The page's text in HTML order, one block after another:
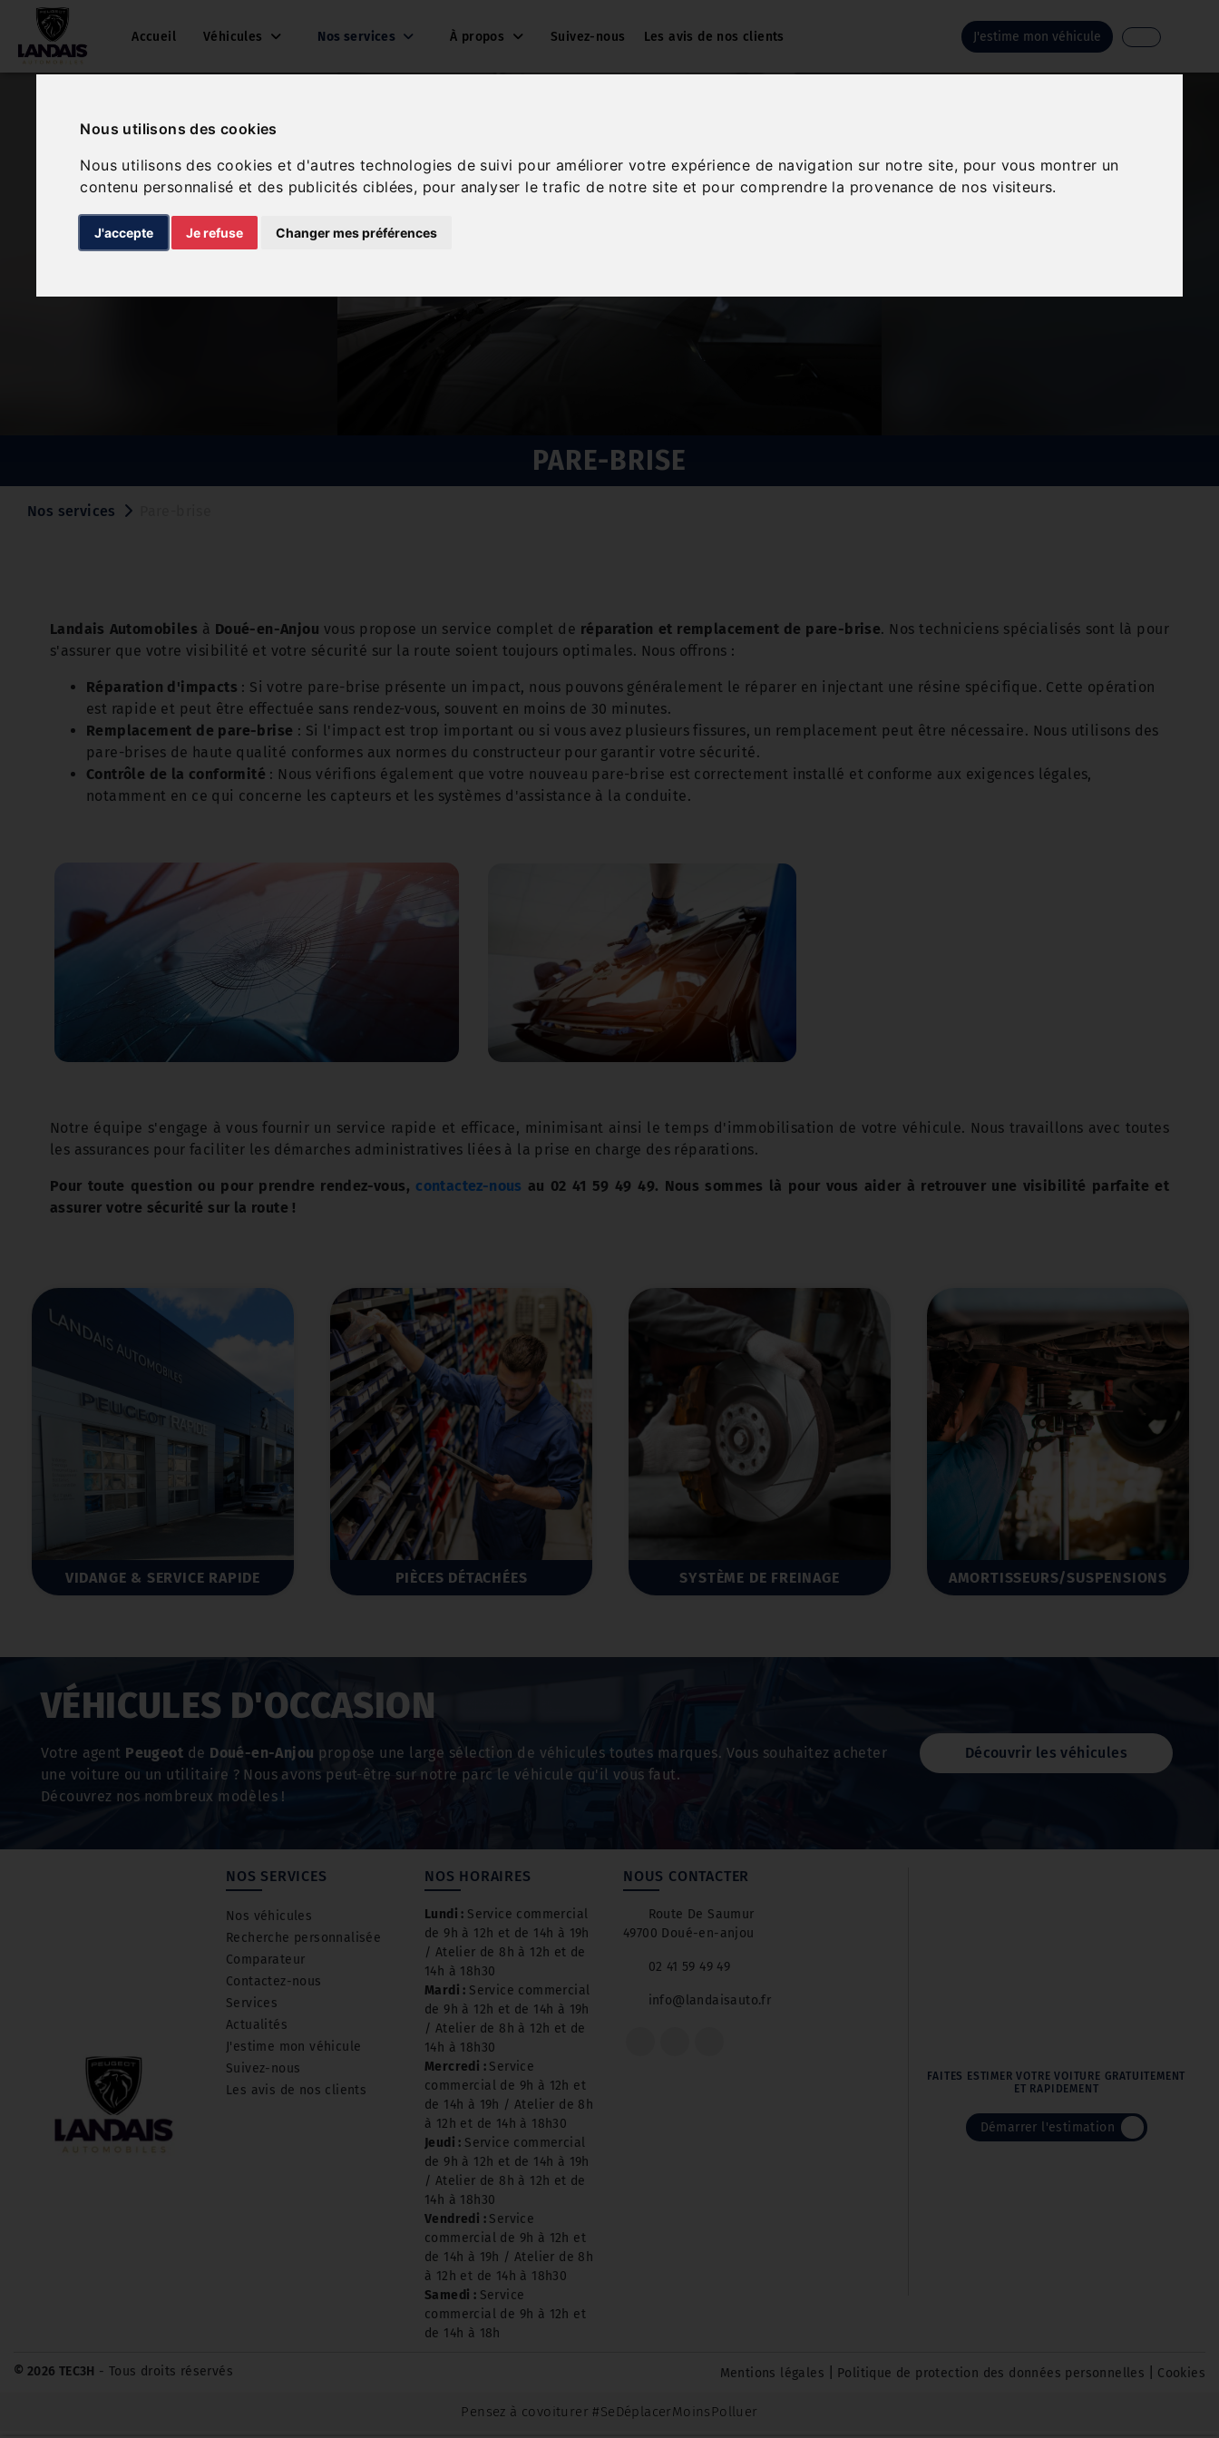
Nous utilisons des cookies
Nous utilisons des cookies et d'autres technologies de suivi pour améliorer votre expérience de navigation sur notre site, pour vous montrer un
contenu personnalisé et des publicités ciblées, pour analyser le trafic de notre site et pour comprendre la provenance de nos visiteurs.
J'accepte Je refuse Changer mes préférences
Accueil Véhicules Nos services À propos Suivez-nous Les avis de nos clients J'estime mon véhicule
PARE-BRISE
Nos services
Landais Automobiles à Doué-en-Anjou vous propose un service complet de réparation et remplacement de pare-brise. Nos techniciens spécialisés sont là pour
s'assurer que votre visibilité et votre sécurité sur la route soient toujours optimales. Nous offrons :
Réparation d'impacts : Si votre pare-brise présente un impact, nous pouvons généralement le réparer en injectant une résine spécifique. Cette opération
est rapide et peut être effectuée sans rendez-vous, souvent en moins de 30 minutes.
Remplacement de pare-brise : Si l'impact est trop important ou si vous avez plusieurs fissures, un remplacement peut être nécessaire. Nous utilisons des
pare-brises de haute qualité conformes aux normes du constructeur pour garantir votre sécurité.
Contrôle de la conformité : Nous vérifions également que votre nouveau pare-brise est correctement installé et conforme aux exigences légales,
notamment en ce qui concerne les capteurs et les systèmes d'assistance à la conduite.
Notre équipe s'engage à vous fournir un service rapide et efficace, minimisant ainsi le temps d'immobilisation de votre véhicule. Nous travaillons avec toutes
les assurances pour faciliter les démarches administratives liées à la prise en charge des réparations.
Pour toute question ou pour prendre rendez-vous, contactez-nous au 02 41 59 49 49. Nous sommes là pour vous aider à retrouver une visibilité parfaite et
assurer votre sécurité sur la route !
PIÈCES DÉTACHÉES SYSTÈME DE FREINAGE AMORTISSEURS/SUSPENSIONS CLIMATISATION
VÉHICULES D'OCCASION
Votre agent Peugeot de Doué-en-Anjou propose une large sélection de véhicules toutes marques. Vous souhaitez acheter
une voiture ou un utilitaire ? Nous avons peut-être sur notre parc le véhicule qu'il vous faut.
Découvrez nos nombreux modèles !
Découvrir les véhicules
NOS SERVICES
Nos véhicules
Recherche personnalisée
Comparateur
Contactez-nous
Services
Actualités
J'estime mon véhicule
Suivez-nous
Les avis de nos clients
NOS HORAIRES
Lundi : Service commercial
de 9h à 12h et de 14h à 19h
/ Atelier de 8h à 12h et de
14h à 18h30
Mardi : Service commercial
de 9h à 12h et de 14h à 19h
/ Atelier de 8h à 12h et de
14h à 18h30
Mercredi : Service
commercial de 9h à 12h et
de 14h à 19h / Atelier de 8h
à 12h et de 14h à 18h30
Jeudi : Service commercial
de 9h à 12h et de 14h à 19h
/ Atelier de 8h à 12h et de
14h à 18h30
Vendredi : Service
commercial de 9h à 12h et
de 14h à 19h / Atelier de 8h
à 12h et de 14h à 18h30
Samedi : Service
commercial de 9h à 12h et
de 14h à 18h
NOUS CONTACTER
Route De Saumur
49700 Doué-en-anjou
02 41 59 49 49
info@landaisauto.fr
FAITES ESTIMER VOTRE VOITURE GRATUITEMENT
ET RAPIDEMENT
Démarrer l'estimation
© 2026 TEC3H - Tous droits réservés Mentions légales Politique de protection des données personnelles Cookies
Pensez à covoiturer #SeDéplacerMoinsPolluer